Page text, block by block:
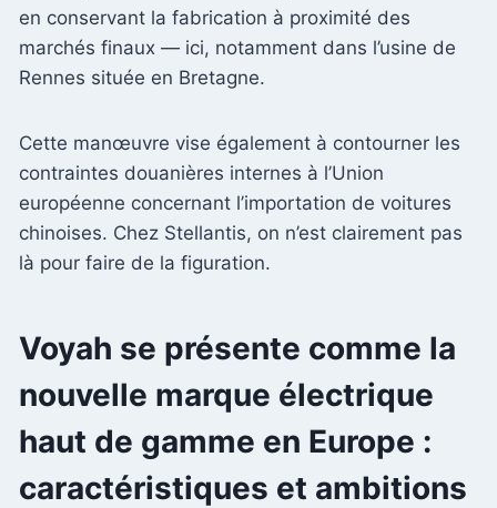
en conservant la fabrication à proximité des
marchés finaux — ici, notamment dans l’usine de
Rennes située en Bretagne.
Cette manœuvre vise également à contourner les
contraintes douanières internes à l’Union
européenne concernant l’importation de voitures
chinoises. Chez Stellantis, on n’est clairement pas
là pour faire de la figuration.
Voyah se présente comme la
nouvelle marque électrique
haut de gamme en Europe :
caractéristiques et ambitions